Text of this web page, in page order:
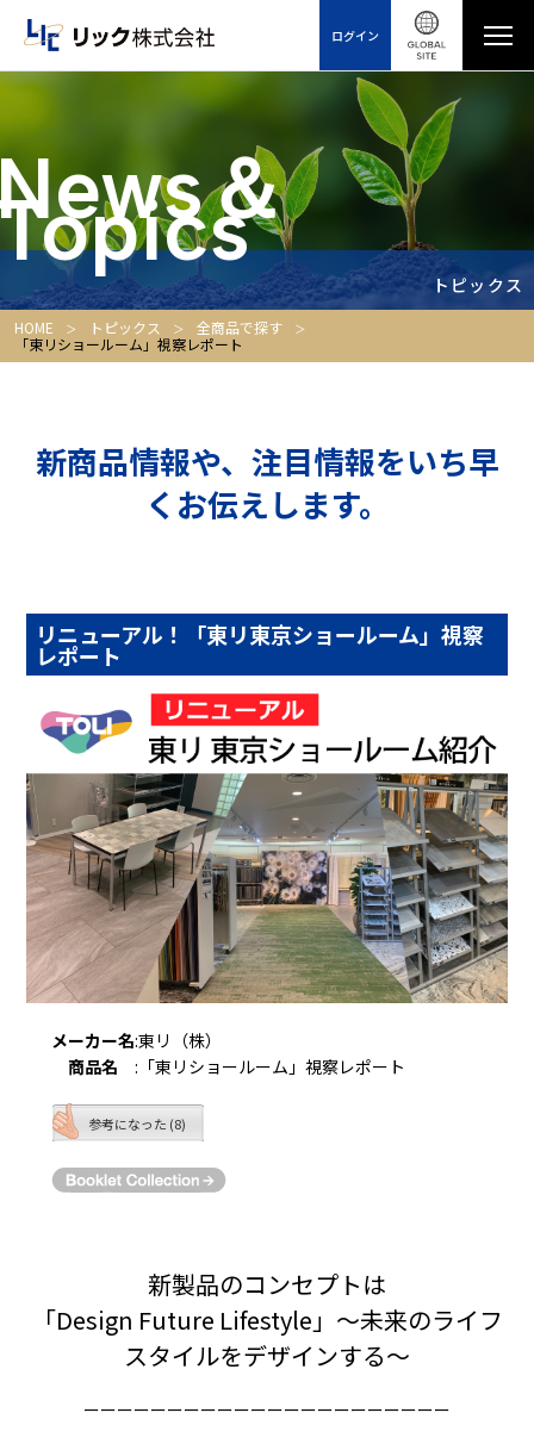
ログイン
＆
トピックス
HOME トピックス
全商品で探す
「東リショールーム」視察レポート
新商品情報や、注目情報をいち早
くお伝えします。
リニューアル！「東リ東京ショールーム」視察
レポート
メーカー名:東リ（株）
商品名
: 「東リショールーム」視察レポート
参考になった (8)
新製品のコンセプトは
「Design Future Lifestyle」〜未来のライフ
スタイルをデザインする〜
ーーーーーーーーーーーーーーーーーーーーーー